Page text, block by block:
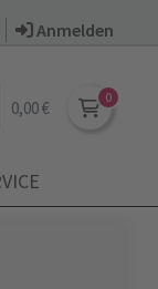
Anmelden
0,00 €